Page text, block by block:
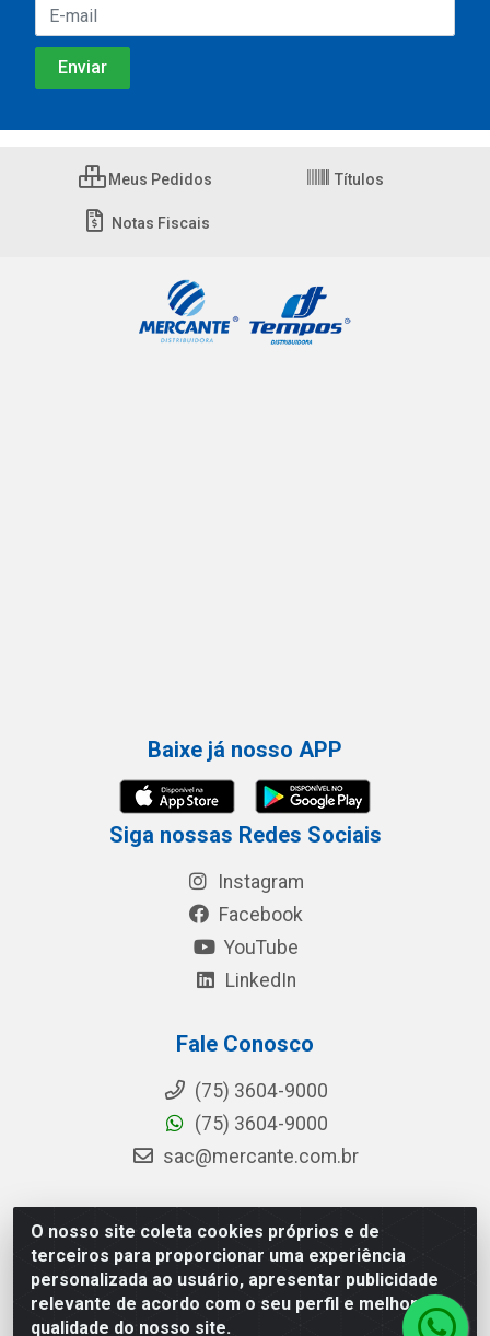
O nosso site coleta cookies próprios e de
terceiros para proporcionar uma experiência
personalizada ao usuário, apresentar publicidade
relevante de acordo com o seu perfil e melhorar a
qualidade do nosso site.
Meus Pedidos Títulos
Notas Fiscais
Baixe já nosso APP
Siga nossas Redes Sociais
Instagram
Facebook
YouTube
LinkedIn
Fale Conosco
(75) 3604-9000
(75) 3604-9000
sac@mercante.com.br
Mercante Distribuidora - Rua Mercante, 699 - Aviário,
Feira de Santana/BA - CEP 44.096-218 - CNPJ
96.755.848/0001-08